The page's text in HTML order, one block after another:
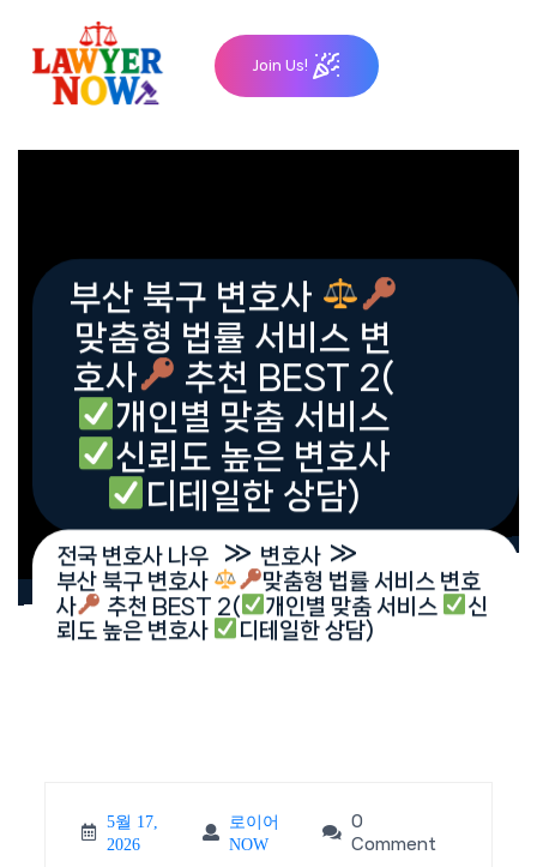
content
Join Us!
부산 북구 변호사
맞춤형 법률 서비스 변
호사
추천 BEST 2(
개인별 맞춤 서비스
신뢰도 높은 변호사
디테일한 상담)
전국 변호사 나우 » 변호사 »
부산 북구 변호사
맞춤형 법률 서비스 변호
사
추천 BEST 2( 개인별 맞춤 서비스
신
뢰도 높은 변호사
디테일한 상담)
5월 17,
2026
5월
17,
로이어
NOW
로이
어
0
Comment